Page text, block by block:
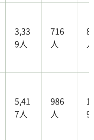
3,33
9人
716
人
人
5,41
7人
986
人
9